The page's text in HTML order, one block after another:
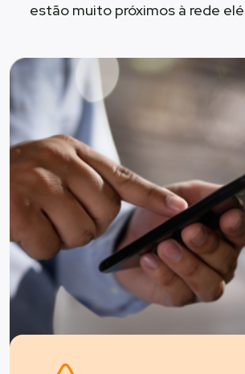
estão muito próximos à rede